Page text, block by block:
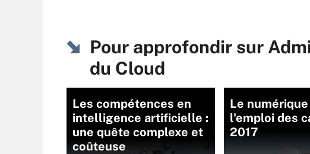
Pour approfondir sur
du Cloud
Les compétences en
intelligence artificielle :
une quête complexe et
coûteuse
Le
l'emploi des
2017